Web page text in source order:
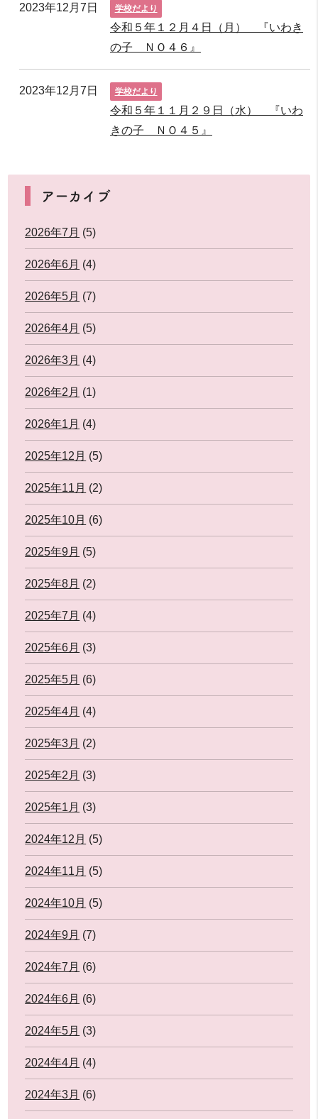
2023年12月7日 学校だより
令和５年１２月４日（月） 『いわき
の子 ＮＯ４６』
2023年12月7日 学校だより
令和５年１１月２９日（水） 『いわ
きの子 ＮＯ４５』
アーカイブ
2026年7月 (5)
2026年6月 (4)
2026年5月 (7)
2026年4月 (5)
2026年3月 (4)
2026年2月 (1)
2026年1月 (4)
2025年12月 (5)
2025年11月 (2)
2025年10月 (6)
2025年9月 (5)
2025年8月 (2)
2025年7月 (4)
2025年6月 (3)
2025年5月 (6)
2025年4月 (4)
2025年3月 (2)
2025年2月 (3)
2025年1月 (3)
2024年12月 (5)
2024年11月 (5)
2024年10月 (5)
2024年9月 (7)
2024年7月 (6)
2024年6月 (6)
2024年5月 (3)
2024年4月 (4)
2024年3月 (6)